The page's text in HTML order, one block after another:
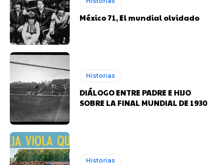
Rojitas
Rojitas
México 71, El mundial olvidado
Historias
DIÁLOGO ENTRE PADRE E HIJO
SOBRE LA FINAL MUNDIAL DE 1930
Historias